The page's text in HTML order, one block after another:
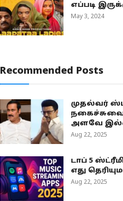
எப்படி
May 3, 2024
Recommended Posts
முதல்வர்
அளவே
Aug 22, 2025
டாப் 5
எது
Aug 22, 2025